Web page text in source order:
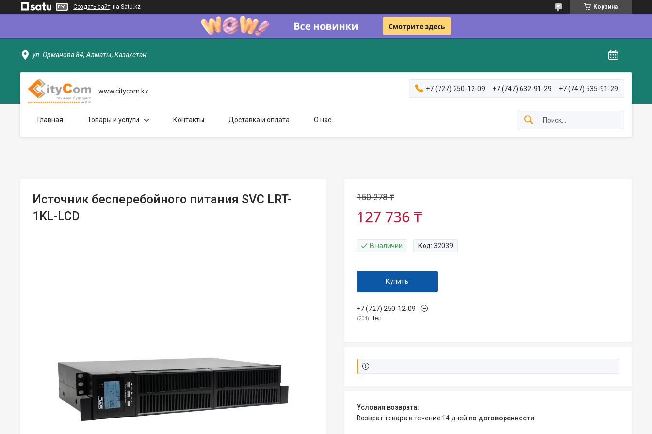
Создать сайт на Satu.kz Корзина
ул. Орманова 84, Алматы, Казахстан
www.citycom.kz +7 (727) 250-12-09 +7 (747) 632-91-29 +7 (747) 535-91-29
Главная Товары и услуги Контакты Доставка и оплата О нас
Источник бесперебойного питания SVC LRT-
1KL-LCD
150 278 ₸
127 736 ₸
В наличии Код: 32039
Купить
+7 (727) 250-12-09
204 Тел.
возврат товара в течение 14 дней по договоренности